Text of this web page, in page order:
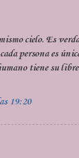
cielo. Es
persona es
tiene su
19:20